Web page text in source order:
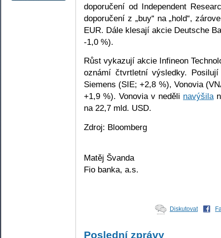
doporučení od Independent
doporučení z „buy“ na „hold“,
EUR. Dále klesají akcie Deutsche
-1,0 %).
Růst vykazují akcie Infineon
oznámí čtvrtletní výsledky.
Siemens (SIE; +2,8 %), Vonovia
+1,9 %). Vonovia v neděli navýšila
na 22,7 mld. USD.
Zdroj: Bloomberg
Matěj Švanda
Fio banka, a.s.
Diskutovat
Poslední zprávy